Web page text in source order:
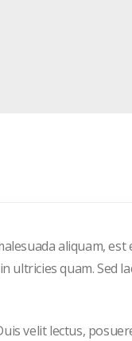
aliquam,
ultricies quam. Sed
velit lectus,